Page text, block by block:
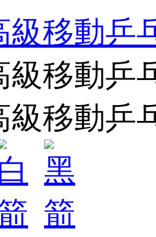
級移動乒
級移動乒
級移動乒